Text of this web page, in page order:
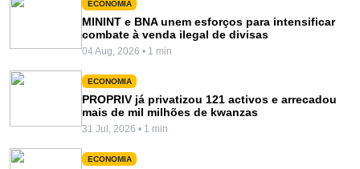
ECONOMIA
MININT e BNA unem esforços para intensificar
combate à venda ilegal de divisas
04 Aug, 2026 • 1 min
ECONOMIA
PROPRIV já privatizou 121 activos e arrecadou
mais de mil milhões de kwanzas
31 Jul, 2026 • 1 min
ECONOMIA